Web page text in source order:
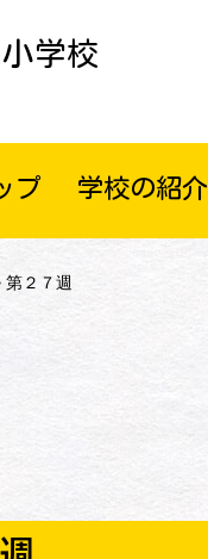
学校
プ 学校の紹介
２７週